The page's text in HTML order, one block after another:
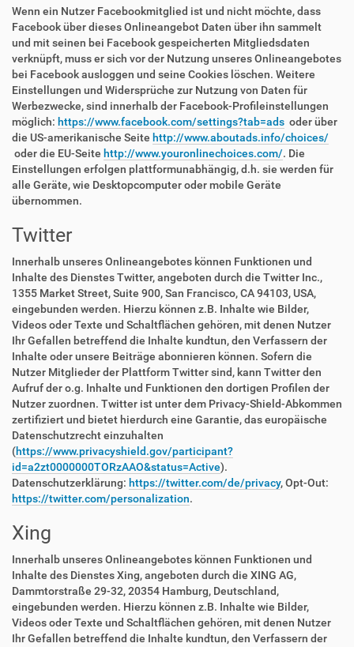
Wenn ein Nutzer Facebookmitglied ist und nicht möchte, dass
Facebook über dieses Onlineangebot Daten über ihn sammelt
und mit seinen bei Facebook gespeicherten Mitgliedsdaten
verknüpft, muss er sich vor der Nutzung unseres Onlineangebotes
bei Facebook ausloggen und seine Cookies löschen. Weitere
Einstellungen und Widersprüche zur Nutzung von Daten für
Werbezwecke, sind innerhalb der Facebook-Profileinstellungen
möglich: https://www.facebook.com/settings?tab=ads oder über
die US-amerikanische Seite http://www.aboutads.info/choices/
oder die EU-Seite http://www.youronlinechoices.com/. Die
Einstellungen erfolgen plattformunabhängig, d.h. sie werden für
alle Geräte, wie Desktopcomputer oder mobile Geräte
übernommen.
Twitter
Innerhalb unseres Onlineangebotes können Funktionen und
Inhalte des Dienstes Twitter, angeboten durch die Twitter Inc.,
1355 Market Street, Suite 900, San Francisco, CA 94103, USA,
eingebunden werden. Hierzu können z.B. Inhalte wie Bilder,
Videos oder Texte und Schaltflächen gehören, mit denen Nutzer
Ihr Gefallen betreffend die Inhalte kundtun, den Verfassern der
Inhalte oder unsere Beiträge abonnieren können. Sofern die
Nutzer Mitglieder der Plattform Twitter sind, kann Twitter den
Aufruf der o.g. Inhalte und Funktionen den dortigen Profilen der
Nutzer zuordnen. Twitter ist unter dem Privacy-Shield-Abkommen
zertifiziert und bietet hierdurch eine Garantie, das europäische
Datenschutzrecht einzuhalten
(https://www.privacyshield.gov/participant?
id=a2zt0000000TORzAAO&status=Active).
Datenschutzerklärung: https://twitter.com/de/privacy, Opt-Out:
https://twitter.com/personalization.
Xing
Innerhalb unseres Onlineangebotes können Funktionen und
Inhalte des Dienstes Xing, angeboten durch die XING AG,
Dammtorstraße 29-32, 20354 Hamburg, Deutschland,
eingebunden werden. Hierzu können z.B. Inhalte wie Bilder,
Videos oder Texte und Schaltflächen gehören, mit denen Nutzer
Ihr Gefallen betreffend die Inhalte kundtun, den Verfassern der